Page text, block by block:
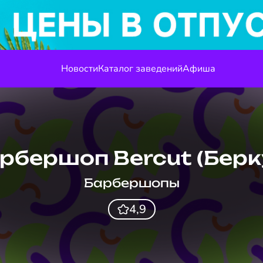
НовостиКаталог заведенийАфиша
Bercut
Барбершопы
4,9